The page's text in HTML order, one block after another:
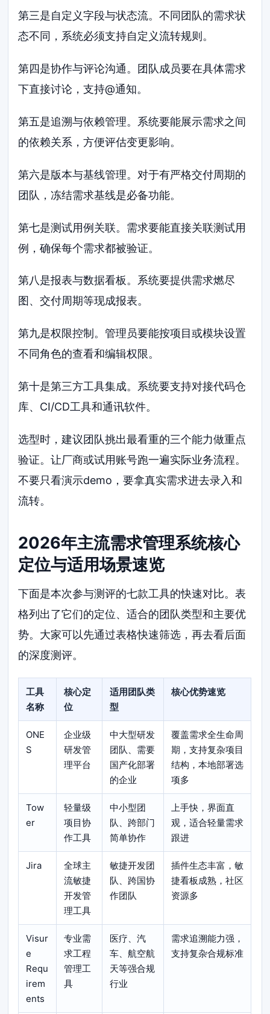
第三是自定义字段与状态流。不同团队的需求状
态不同，系统必须支持自定义流转规则。
第四是协作与评论沟通。团队成员要在具体需求
下直接讨论，支持@通知。
第五是追溯与依赖管理。系统要能展示需求之间
的依赖关系，方便评估变更影响。
第六是版本与基线管理。对于有严格交付周期的
团队，冻结需求基线是必备功能。
第七是测试用例关联。需求要能直接关联测试用
例，确保每个需求都被验证。
第八是报表与数据看板。系统要提供需求燃尽
图、交付周期等现成报表。
第九是权限控制。管理员要能按项目或模块设置
不同角色的查看和编辑权限。
第十是第三方工具集成。系统要支持对接代码仓
库、CI/CD工具和通讯软件。
选型时，建议团队挑出最看重的三个能力做重点
验证。让厂商或试用账号跑一遍实际业务流程。
不要只看演示demo，要拿真实需求进去录入和
流转。
2026年主流需求管理系统核心
定位与适用场景速览
下面是本次参与测评的七款工具的快速对比。表
格列出了它们的定位、适合的团队类型和主要优
势。大家可以先通过表格快速筛选，再去看后面
的深度测评。
工具
名称
核心定
位
适用团队类
型
核心优势速览
ONE
S
企业级
研发管
理平台
中大型研发
团队、需要
国产化部署
的企业
覆盖需求全生命周
期，支持复杂项目
结构，本地部署选
项多
Tow
er
轻量级
项目协
作工具
中小型团
队、跨部门
简单协作
上手快，界面直
观，适合轻量需求
跟进
Jira
全球主
流敏捷
开发管
理工具
敏捷开发团
队、跨国协
作团队
插件生态丰富，敏
捷看板成熟，社区
资源多
Visur
e
Requ
irem
ents
专业需
求工程
管理工
具
医疗、汽
车、航空航
天等强合规
行业
需求追溯能力强，
支持复杂合规标准